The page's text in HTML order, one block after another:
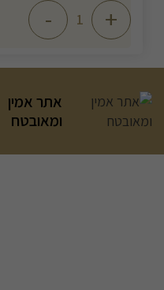
+
-
אתר אמין
ומאובטח